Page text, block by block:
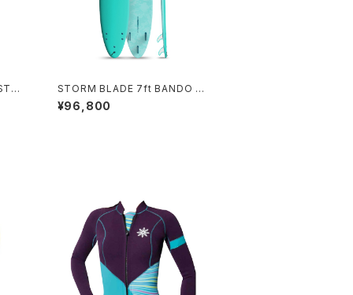
STORM BLADE 7ft BANDO S
URFBOARD - TURQUOISE
¥96,800